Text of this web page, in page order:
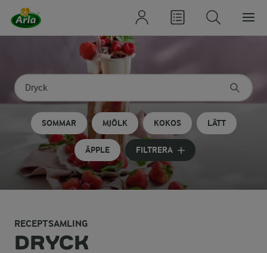
Sök på kategori eller ingrediens
Skriv in sökord för att få förslag
SOMMAR MJÖLK KOKOS LÄTT
ÄPPLE FILTRERA
RECEPTSAMLING
DRYCK